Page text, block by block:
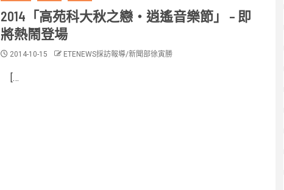
2014「高苑科大秋之戀‧逍遙音樂節」 – 即
將熱鬧登場
2014-10-15 ETENEWS採訪報導/新聞部徐寅勝
[…